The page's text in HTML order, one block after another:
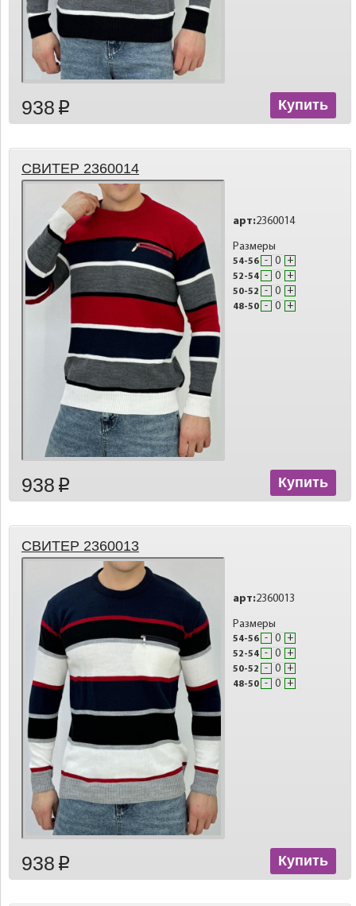
938 p Купить
СВИТЕР 2360014
арт:2360014
Размеры
54-56 - +
52-54 - +
50-52 - +
48-50 - +
938 p Купить
СВИТЕР 2360013
арт:2360013
Размеры
54-56 - +
52-54 - +
50-52 - +
48-50 - +
938 p Купить